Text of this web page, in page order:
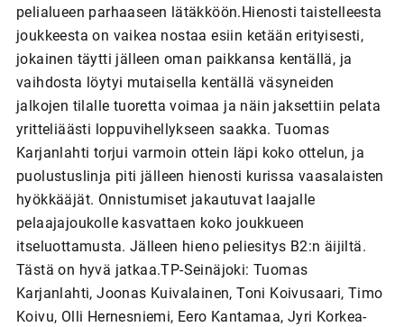
pelialueen parhaaseen lätäkköön.Hienosti taistelleesta
joukkeesta on vaikea nostaa esiin ketään erityisesti,
jokainen täytti jälleen oman paikkansa kentällä, ja
vaihdosta löytyi mutaisella kentällä väsyneiden
jalkojen tilalle tuoretta voimaa ja näin jaksettiin pelata
yritteliäästi loppuvihellykseen saakka. Tuomas
Karjanlahti torjui varmoin ottein läpi koko ottelun, ja
puolustuslinja piti jälleen hienosti kurissa vaasalaisten
hyökkääjät. Onnistumiset jakautuvat laajalle
pelaajajoukolle kasvattaen koko joukkueen
itseluottamusta. Jälleen hieno peliesitys B2:n äijiltä.
Tästä on hyvä jatkaa.TP-Seinäjoki: Tuomas
Karjanlahti, Joonas Kuivalainen, Toni Koivusaari, Timo
Koivu, Olli Hernesniemi, Eero Kantamaa, Jyri Korkea-